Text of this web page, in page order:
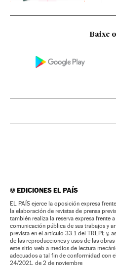
Baixe
©EDICIONES EL PAÍS
EL PAÍS ejerce la oposición expresa
la elaboración de revistas de prensa
también realiza la reserva expresa frente
comunicación pública de sus trabajos y
prevista en el artículo 33.1 del TRLPI; y,
de las reproducciones y usos de las
este sitio web a medios de lectura
adecuados a tal fin de conformidad con
24/2021, de 2 de noviembre